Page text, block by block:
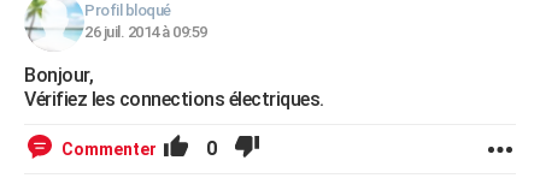
COPAINS D'AVANT
S'inscrire
Se connecter
Lycées
Collèges
Primaires
Universités
Entreprises
Service militaire
Avis de recherche
AVIS DE DÉCÈS
Profil bloqué
26 juil. 2014 à 09:59
Bonjour,
Vérifiez les connections électriques.
Commenter 0